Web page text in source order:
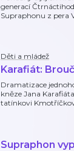
generací
Supraphonu z pera
Děti a mládež
Karafiát:
Dramatizace
kněze Jana
tatínkovi
Supraphon